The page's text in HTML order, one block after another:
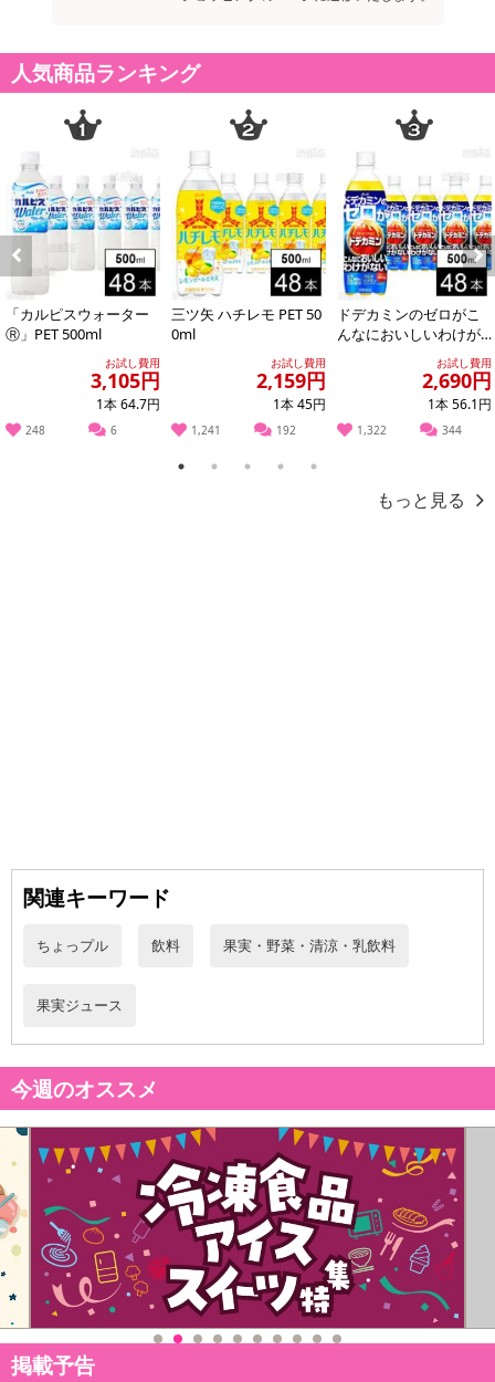
【福岡あまおう】
イチゴの一大生産地、福岡県で有名な品種のあまおうを使用してい
ます。
あまおうはその名のとおり、 あかい、まるい、おおきい、うまいの
四拍子揃った、大粒で甘いイチゴの王様です。
凍らせてシャーベットとして召し上がれます！
清涼感あふれるシャリシャリの食感をお楽しみください。
アレルギー表示:
【山梨のももジュース】
もも
人気商品ランキング
Previous
「カルピスウォーター
Ⓡ」PET 500ml
お試し費用
3,105円
1本 64.7円
248 6
三ツ矢 ハチレモ PET 50
0ml
お試し費用
2,159円
1本 45円
1,241 192
ドデカミンのゼロがこ
んなにおいしいわけが
お試し費用
2,690円
1本 56.1円
1,322 344
Next
1 2 3 4 5
もっと見る
関連キーワード
ちょっプル 飲料 果実・野菜・清涼・乳飲料
果実ジュース
今週のオススメ
掲載予告